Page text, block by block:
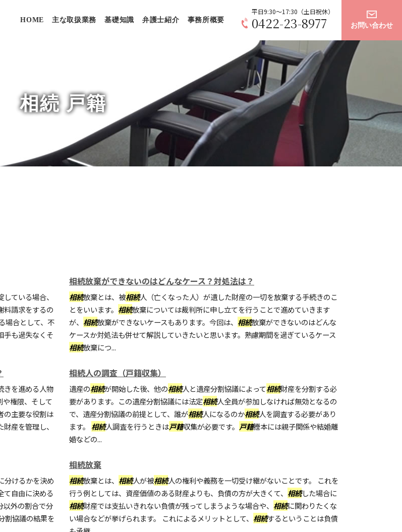
平日9:30～17:30（土日祝休）
0422-23-8977 お問い合わせ
HOME 主な取扱業務 基礎知識 弁護士紹介 事務所概要
相続 戸籍
ている場合、
料請求をするの
場合として、不
手も過失なくそ
相続放棄ができないのはどんなケース？対処法は？
相続放棄とは、被相続人（亡くなった人）が遺した財産の一切を放棄する手続きのこ
とをいいます。 相続放棄については裁判所に申し立てを行うことで進めていきます
が、 相続放棄ができないケースもあります。今回は、 相続放棄ができないのはどんな
ケースか対処法も併せて解説していきたいと思います。熟慮期間を過ぎているケース
相続放棄につ...
きを進める人物
権限、そして
の主要な役割は
産を管理し、
相続人の調査（戸籍収集）
遺産の相続が開始した後、他の相続人と遺産分割協議によって相続財産を分割する必
要があります。この遺産分割協議には法定相続人全員が参加しなければ無効となるの
で、遺産分割協議の前提として、誰が相続人になるのか相続人を調査する必要があり
ます。 相続人調査を行うときは戸籍収集が必要です。 戸籍謄本には親子関係や結婚離
婚などの...
分けるかを決め
て自由に決める
以外の割合で分
割協議の結果を
相続放棄
相続放棄とは、 相続人が被相続人の権利や義務を一切受け継がないことです。 これを
行う例としては、資産価値のある財産よりも、負債の方が大きくて、 相続した場合に
相続財産では支払いきれない負債が残ってしまうような場合や、 相続に関わりたくな
い場合などが挙げられます。 これによるメリットとして、 相続するということは負債